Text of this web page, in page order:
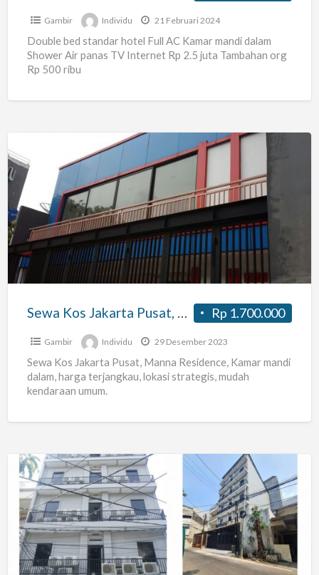
Gambir Individu 21 Februari 2024
Double bed standar hotel Full AC Kamar mandi dalam
Shower Air panas TV Internet Rp 2.5 juta Tambahan org
Rp 500 ribu
Sewa
Kos
Jakarta
Pusat,
Manna
Residence,
Rp 1.700.000
Gambir Individu 29 Desember 2023
Sewa Kos Jakarta Pusat, Manna Residence, Kamar mandi
dalam, harga terjangkau, lokasi strategis, mudah
kendaraan umum.
Kost
89
Tipe
Deluxe
dan